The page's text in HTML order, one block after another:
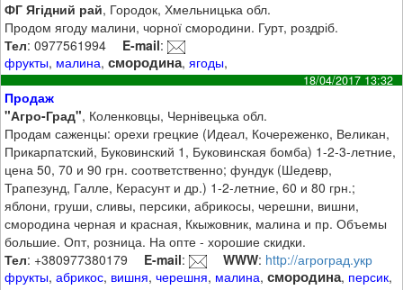
ФГ Ягідний рай, Городок, Хмельницька обл.
Продом ягоду малини, чорної смородини. Гурт, роздріб.
Тел: 0977561994 E-mail:
фрукты, малина,смородина,ягоды,
18/04/2017 13:32
Продаж
"Агро-Град", Коленковцы, Чернівецька обл.
Продам саженцы: орехи грецкие (Идеал, Кочереженко, Великан,
Прикарпатский, Буковинский 1, Буковинская бомба) 1-2-3-летние,
цена 50, 70 и 90 грн. соответственно; фундук (Шедевр,
Трапезунд, Галле, Керасунт и др.) 1-2-летние, 60 и 80 грн.;
яблони, груши, сливы, персики, абрикосы, черешни, вишни,
смородина черная и красная, Ккыжовник, малина и пр. Объемы
большие. Опт, розница. На опте - хорошие скидки.
Тел: +380977380179 E-mail: WWW: http://агроград.укр
фрукты,абрикос, вишня,черешня, малина,смородина, персик,